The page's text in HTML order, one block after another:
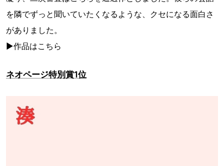
を隣でずっと聞いていたくなるような、クセになる面白さ
がありました。
▶作品はこちら
ネオページ特別賞1位